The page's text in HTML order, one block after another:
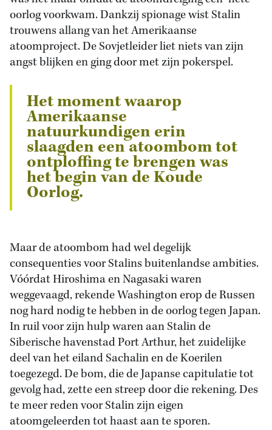
oorlog voorkwam. Dankzij spionage wist Stalin
trouwens allang van het Amerikaanse
atoomproject. De Sovjetleider liet niets van zijn
angst blijken en ging door met zijn pokerspel.
Het moment waarop
Amerikaanse
natuurkundigen erin
slaagden een atoombom tot
ontploffing te brengen was
het begin van de Koude
Oorlog.
Maar de atoombom had wel degelijk
consequenties voor Stalins buitenlandse ambities.
Vóórdat Hiroshima en Nagasaki waren
weggevaagd, rekende Washington erop de Russen
nog hard nodig te hebben in de oorlog tegen Japan.
In ruil voor zijn hulp waren aan Stalin de
Siberische havenstad Port Arthur, het zuidelijke
deel van het eiland Sachalin en de Koerilen
toegezegd. De bom, die de Japanse capitulatie tot
gevolg had, zette een streep door die rekening. Des
te meer reden voor Stalin zijn eigen
atoomgeleerden tot haast aan te sporen.